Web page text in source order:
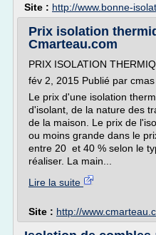
Site : http://www.bonne-
Prix isolation
Cmarteau.com
PRIX ISOLATION
fév 2, 2015 Publié par
Le prix d'une isolation
d'isolant, de la nature des
de la maison. Le prix de
ou moins grande dans le
entre 20 et 40 % selon le
réaliser. La main...
Lire la suite
Site : http://